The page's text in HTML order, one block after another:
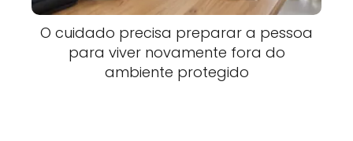
O cuidado precisa preparar a pessoa
para viver novamente fora do
ambiente protegido